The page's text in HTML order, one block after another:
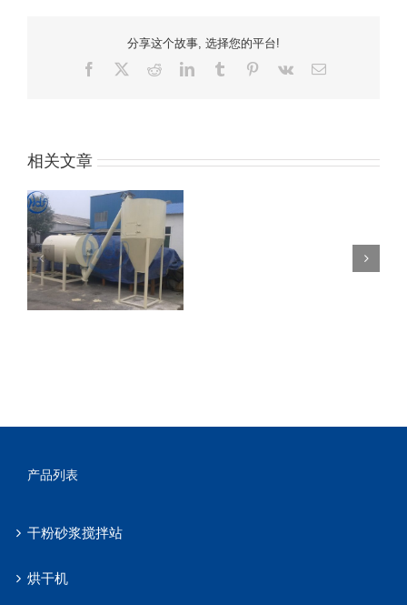
分享这个故事, 选择您的平台!
Facebook
红
领
电
电
相关文章
产品列表
干粉砂浆搅拌站
烘干机